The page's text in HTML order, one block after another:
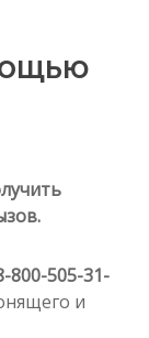
800-505-31-
и